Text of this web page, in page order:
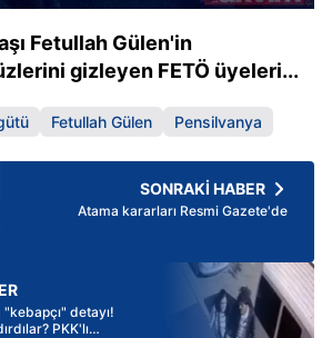
Fetullah Gülen'in
gizleyen FETÖ üyeleri...
Fetullah Gülen Pensilvanya
SONRAKİ HABER
Atama kararları Resmi Gazete'de
"kebapçı" detayı!
PKK'lı